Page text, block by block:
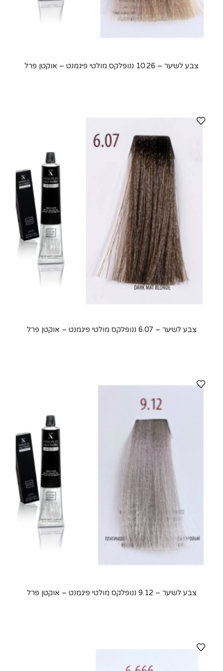
צבע לשיער – 10.26 ננופלקס מולטי פיגמנט – אוקטן פרל
צבע לשיער – 6.07 ננופלקס מולטי פיגמנט – אוקטן פרל
צבע לשיער – 9.12 ננופלקס מולטי פיגמנט – אוקטן פרל